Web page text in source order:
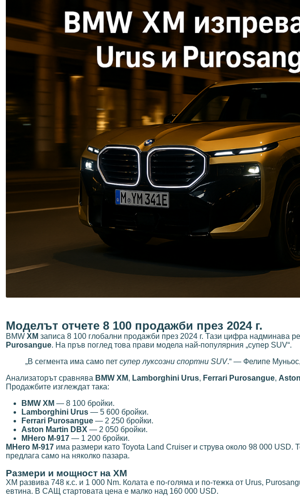
Моделът отчете 8 100 продажби през 2024 г.
BMW XM записа 8 100 глобални продажби през 2024 г. Тази цифра надминава
Purosangue. На пръв поглед това прави модела най-популярния „супер SUV“.
„В сегмента има само пет супер луксозни спортни SUV.“ — Фелипе Муньос,
Анализаторът сравнява BMW XM, Lamborghini Urus, Ferrari Purosangue,
Продажбите изглеждат така:
BMW XM — 8 100 бройки.
Lamborghini Urus — 5 600 бройки.
Ferrari Purosangue — 2 250 бройки.
Aston Martin DBX — 2 050 бройки.
MHero M-917 — 1 200 бройки.
MHero M-917 има размери като Toyota Land Cruiser и струва около 98 000 USD.
предлага само на няколко пазара.
Размери и мощност на XM
XM развива 748 к.с. и 1 000 Nm. Колата е по-голяма и по-тежка от Urus,
евтина. В САЩ стартовата цена е малко над 160 000 USD.